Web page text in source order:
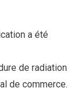
a été
de radiation
de commerce.